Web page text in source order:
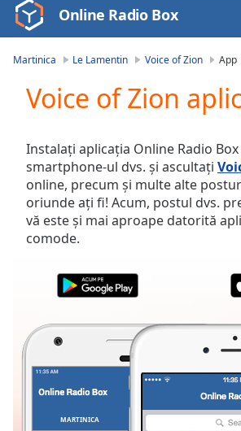
Video
Player
Play
Video
Skip
Backward
Skip
Forward
Mute
Current
Time0:00
Duration-:-
Stream
Type
LIVE
Seek to
currently
Online Radio Box
Martinica Le Lamentin Voice of Zion App
Voice of Zion
Instalați aplicația Online Radio
smartphone-ul dvs. și ascultați
online, precum și multe alte
oriunde ați fi! Acum, postul dvs.
vă este și mai aproape datorită
comode.
MARTINICA